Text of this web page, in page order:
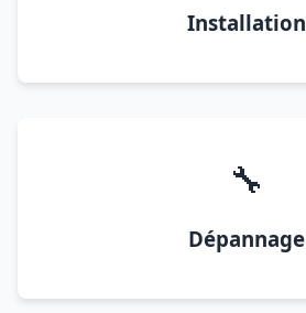
Installation
🔧
Dépannage